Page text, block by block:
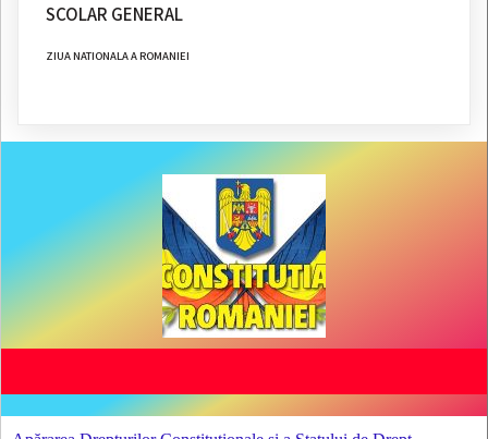
SCOLAR GENERAL
ZIUA NATIONALA A ROMANIEI